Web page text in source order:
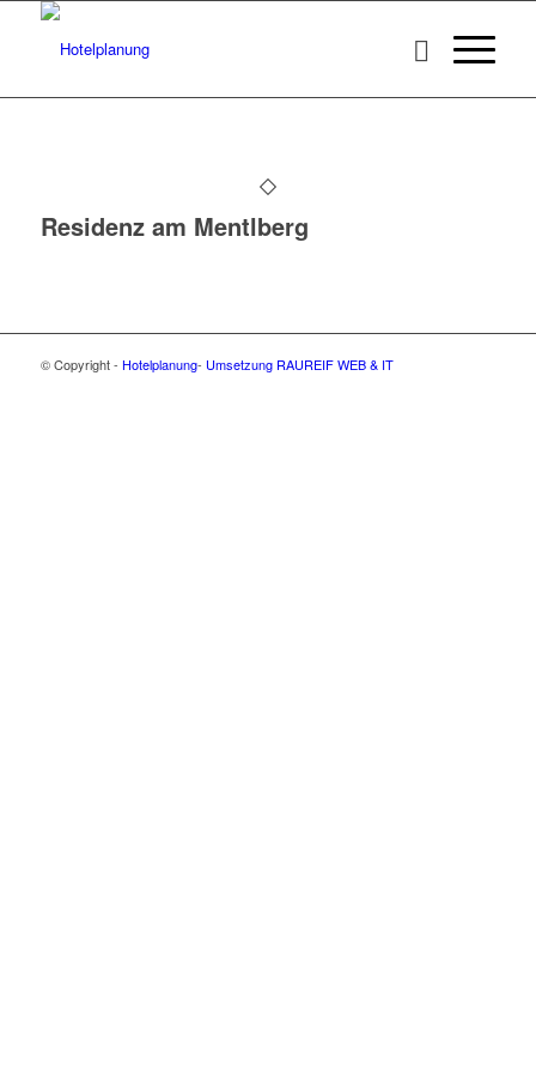
Residenz am Mentlberg
© Copyright - Hotelplanung- Umsetzung RAUREIF WEB & IT